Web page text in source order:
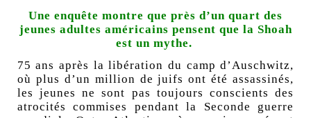
Une enquête montre que près d’un quart des
jeunes adultes américains pensent que la Shoah
est un mythe.
75 ans après la libération du camp d’Auschwitz,
où plus d’un million de juifs ont été assassinés,
les jeunes ne sont pas toujours conscients des
atrocités commises pendant la Seconde guerre